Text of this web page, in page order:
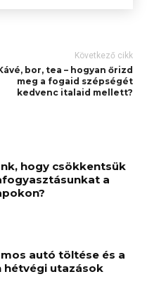
Következő cikk
bor, tea – hogyan őrizd
meg a fogaid szépségét
kedvenc italaid mellett?
hogy csökkentsük
a
autó töltése és a
hétvégi utazások